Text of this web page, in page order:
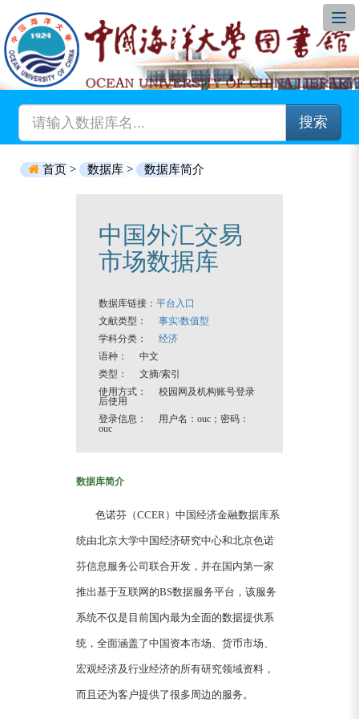
搜索
首页 > 数据库 > 数据库简介
中国外汇交易
市场数据库
数据库链接： 平台入口
文献类型： 事实\数值型
学科分类： 经济
语种： 中文
类型： 文摘/索引
使用方式： 校园网及机构账号登录
后使用
登录信息： 用户名：ouc；密码：
ouc
数据库简介
色诺芬（CCER）中国经济金融数据库系
统由北京大学中国经济研究中心和北京色诺
芬信息服务公司联合开发，并在国内第一家
推出基于互联网的BS数据服务平台，该服务
系统不仅是目前国内最为全面的数据提供系
统，全面涵盖了中国资本市场、货币市场、
宏观经济及行业经济的所有研究领域资料，
而且还为客户提供了很多周边的服务。